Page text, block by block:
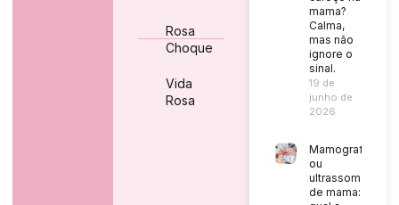
Rosa
Choque
Vida
Rosa
mama?
Calma,
mas não
ignore o
sinal.
19 de
junho de
2026
Mamografia
ou
ultrassom
de mama: